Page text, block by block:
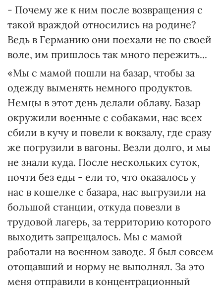
- Почему же к ним после возвращения с
такой враждой относились на родине?
Ведь в Германию они поехали не по своей
воле, им пришлось так много пережить...
«Мы с мамой пошли на базар, чтобы за
одежду выменять немного продуктов.
Немцы в этот день делали облаву. Базар
окружили военные с собаками, нас всех
сбили в кучу и повели к вокзалу, где сразу
же погрузили в вагоны. Везли долго, и мы
не знали куда. После нескольких суток,
почти без еды - ели то, что оказалось у
нас в кошелке с базара, нас выгрузили на
большой станции, откуда повезли в
трудовой лагерь, за территорию которого
выходить запрещалось. Мы с мамой
работали на военном заводе. Я был совсем
отощавший и норму не выполнял. За это
меня отправили в концентрационный